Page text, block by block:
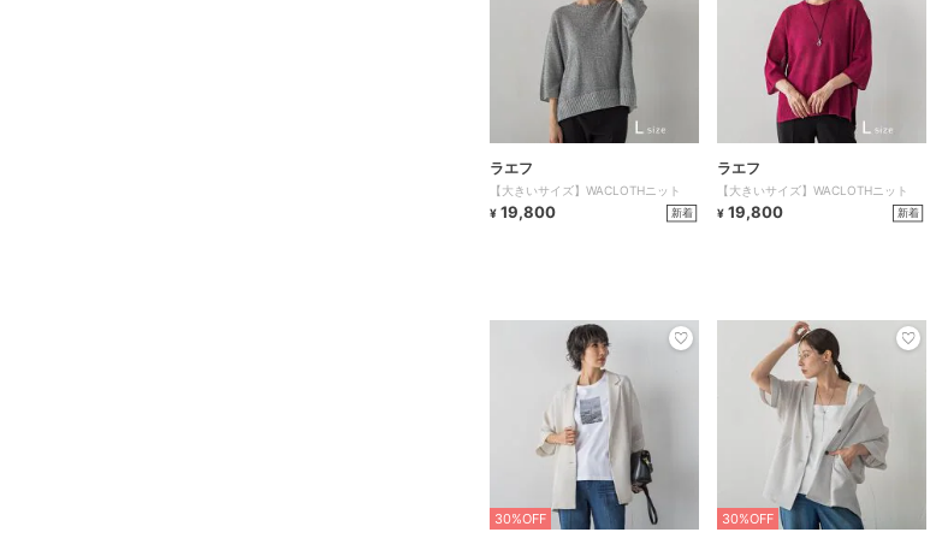
ラエフ
【大きいサイズ】WACLOTHニット
¥ 19,800 新着
ラエフ
【大きいサイズ】WACLOTHニット
¥ 19,800 新着
30%OFF 30%OFF